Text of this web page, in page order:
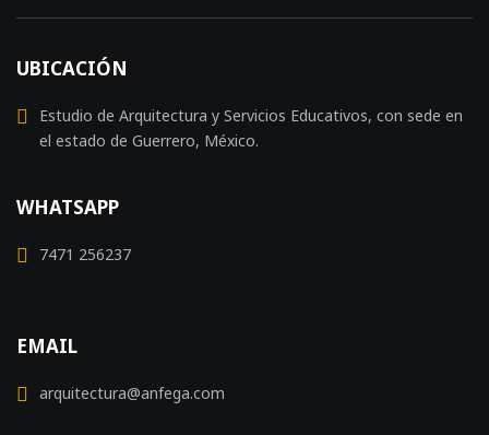
UBICACIÓN
Estudio de Arquitectura y Servicios Educativos, con sede en
el estado de Guerrero, México.
WHATSAPP
7471 256237
EMAIL
arquitectura@anfega.com